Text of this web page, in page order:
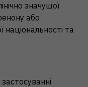
значущої
або
національності та